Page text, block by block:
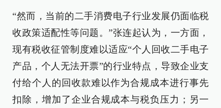
“然而，当前的二手消费电子行业发展仍面临税
收政策适配性等问题。”张连起认为，一方面，
现有税收征管制度难以适应“个人回收二手电子
产品，个人无法开票”的行业特点，导致企业支
付给个人的回收款难以作为合规成本进行事先
扣除，增加了企业合规成本与税负压力；另一